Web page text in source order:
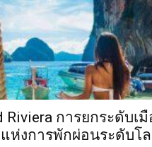
Riviera การยกระดับเ
แห่งการพักผ่อนระดับโ